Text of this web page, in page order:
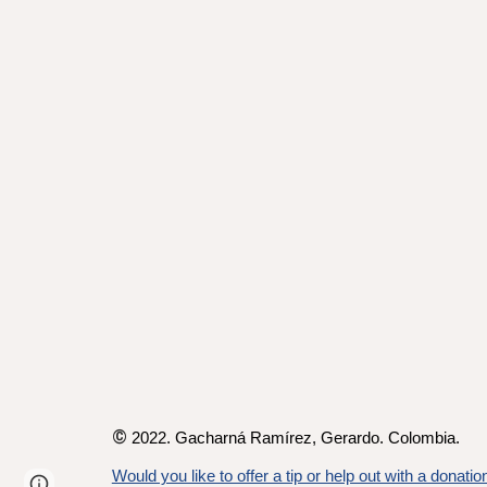
© 2022. Gacharná Ramírez, Gerardo. Colombia.
Would you like to offer a tip or help out with a
Google Sites Report abuse